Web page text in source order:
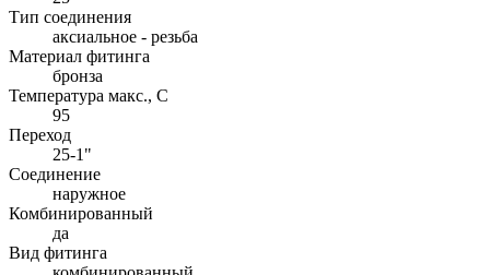
Тип соединения
аксиальное - резьба
Материал фитинга
бронза
Температура макс., С
95
Переход
25-1"
Соединение
наружное
Комбинированный
да
Вид фитинга